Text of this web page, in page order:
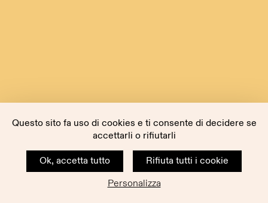
Questo sito fa uso di cookies e ti consente di decidere se
accettarli o rifiutarli
Ok, accetta tutto
Rifiuta tutti i cookie
Personalizza